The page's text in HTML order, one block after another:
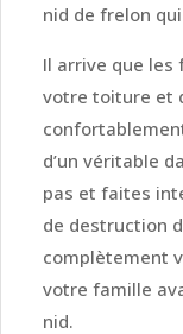
nid de frelon
Il arrive que les
votre toiture et
d’un véritable
pas et faites
de destruction
complètement
votre famille
nid.